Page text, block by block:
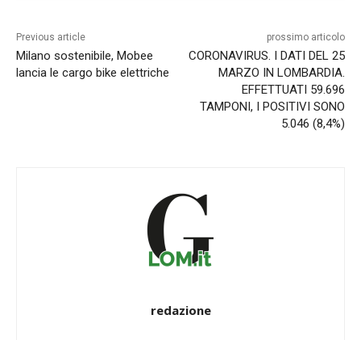
Previous article
Milano sostenibile, Mobee
lancia le cargo bike elettriche
prossimo articolo
CORONAVIRUS. I DATI DEL 25
MARZO IN LOMBARDIA.
EFFETTUATI 59.696
TAMPONI, I POSITIVI SONO
5.046 (8,4%)
redazione